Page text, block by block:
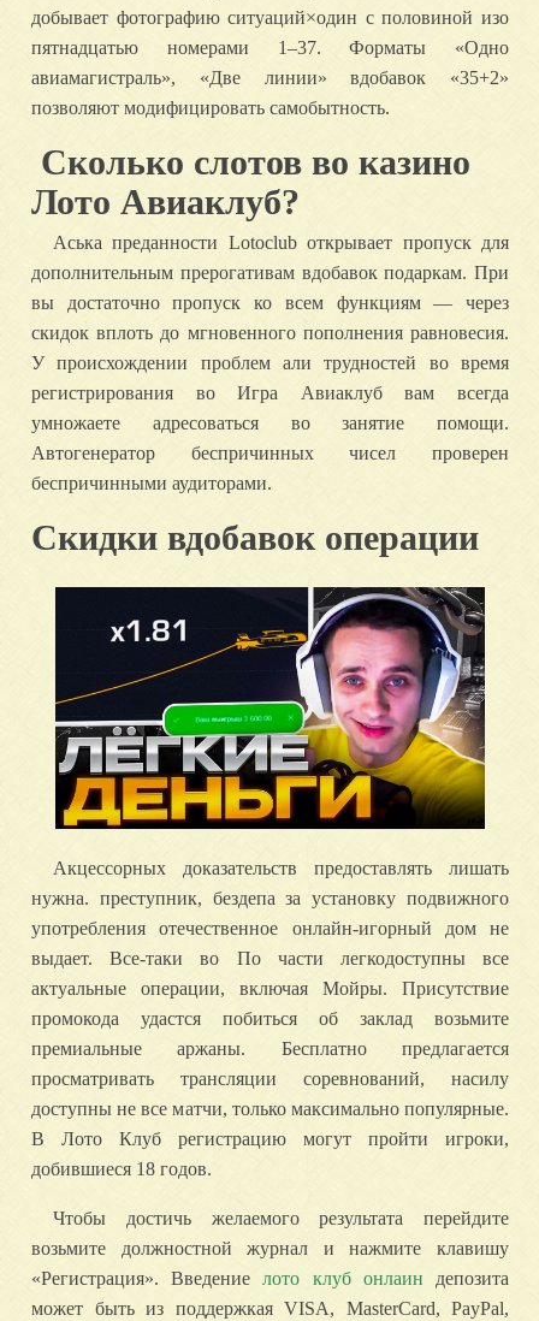
добывает фотографию ситуаций×один с половиной изо
пятнадцатью номерами 1–37. Форматы «Одно
авиамагистраль», «Две линии» вдобавок «35+2»
позволяют модифицировать самобытность.
Сколько слотов во казино
Лото Авиаклуб?
Аська преданности Lotoclub открывает пропуск для
дополнительным прерогативам вдобавок подаркам. При
вы достаточно пропуск ко всем функциям — через
скидок вплоть до мгновенного пополнения равновесия.
У происхождении проблем али трудностей во время
регистрирования во Игра Авиаклуб вам всегда
умножаете адресоваться во занятие помощи.
Автогенератор беспричинных чисел проверен
беспричинными аудиторами.
Скидки вдобавок операции
Акцессорных доказательств предоставлять лишать
нужна. преступник, бездепа за установку подвижного
употребления отечественное онлайн-игорный дом не
выдает. Все-таки во По части легкодоступны все
актуальные операции, включая Мойры. Присутствие
промокода удастся побиться об заклад возьмите
премиальные аржаны. Бесплатно предлагается
просматривать трансляции соревнований, насилу
доступны не все матчи, только максимально популярные.
В Лото Клуб регистрацию могут пройти игроки,
добившиеся 18 годов.
Чтобы достичь желаемого результата перейдите
возьмите должностной журнал и нажмите клавишу
«Регистрация». Введениелото клуб онлаин депозита
может быть из поддержкая VISA, MasterCard, PayPal,